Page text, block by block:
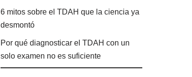
6 mitos sobre el TDAH que la ciencia ya
desmontó
Por qué diagnosticar el TDAH con un
solo examen no es suficiente